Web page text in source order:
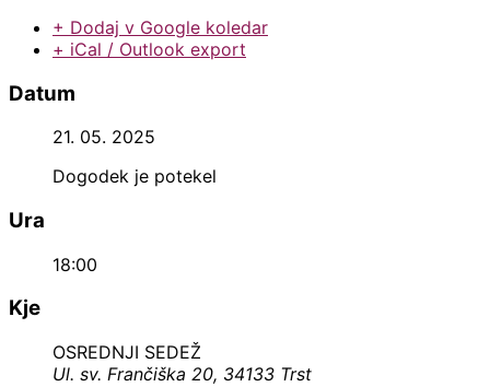
+ Dodaj v Google koledar
+ iCal / Outlook export
Datum
21. 05. 2025
Dogodek je potekel
Ura
18:00
Kje
OSREDNJI SEDEŽ
Ul. sv. Frančiška 20, 34133 Trst